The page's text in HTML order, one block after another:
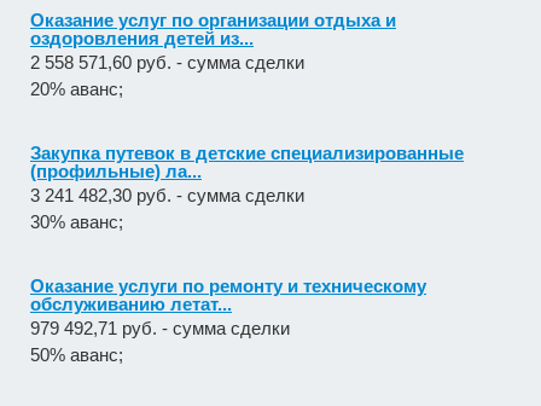
Оказание услуг по организации отдыха и
оздоровления детей из...
2 558 571,60 руб. - сумма сделки
20% аванс;
Закупка путевок в детские специализированные
(профильные) ла...
3 241 482,30 руб. - сумма сделки
30% аванс;
Оказание услуги по ремонту и техническому
обслуживанию летат...
979 492,71 руб. - сумма сделки
50% аванс;